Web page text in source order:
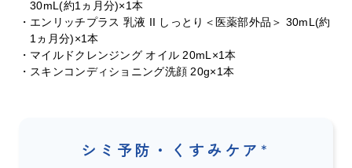
30mL(約1ヵ月分)×1本
・エンリッチプラス 乳液 II しっとり＜医薬部外品＞ 30mL(約
1ヵ月分)×1本
・マイルドクレンジング オイル 20mL×1本
・スキンコンディショニング洗顔 20g×1本
シミ予防・くすみケア ＊